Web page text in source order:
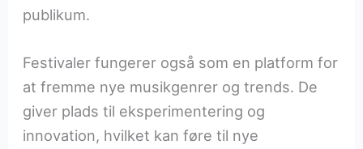
publikum.
Festivaler fungerer også som en platform for
at fremme nye musikgenrer og trends. De
giver plads til eksperimentering og
innovation, hvilket kan føre til nye